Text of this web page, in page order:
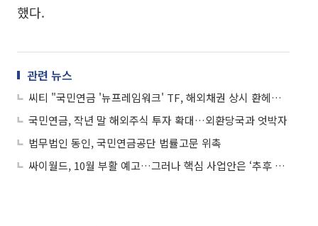
했다.
관련 뉴스
씨티 "국민연금 '뉴프레임워크' TF, 해외채권 상시 환헤지 도입 가능성"
국민연금, 작년 말 해외주식 투자 확대…외환당국과 엇박자
법무법인 동인, 국민연금공단 법률고문 위촉
싸이월드, 10월 부활 예고…그러나 핵심 사업안은 ‘추후 공개’